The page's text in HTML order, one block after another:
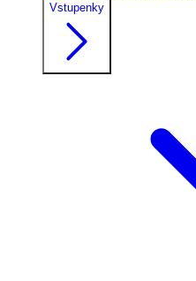
Vstupenky